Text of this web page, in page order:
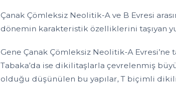
Çanak Çömleksiz Neolitik-A ve B Evresi
dönemin karakteristik özelliklerini taşıyan
Gene Çanak Çömleksiz Neolitik-A
Tabaka’da ise dikilitaşlarla çevrelenmiş
olduğu düşünülen bu yapılar, T biçimli